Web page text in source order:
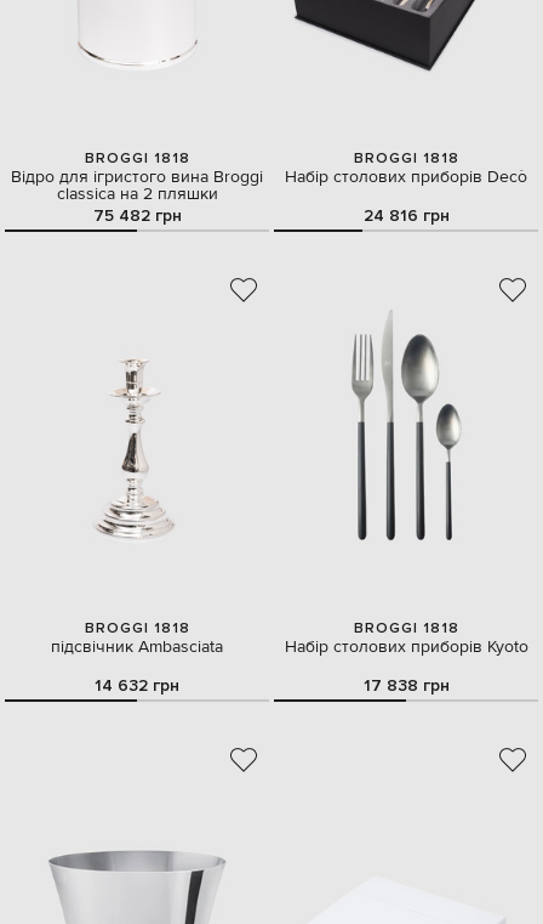
BROGGI 1818
Відро для ігристого вина Broggi
classica на 2 пляшки
75 482 грн
BROGGI 1818
Набір столових приборів Decò
24 816 грн
BROGGI 1818
підсвічник Ambasciata
14 632 грн
BROGGI 1818
Набір столових приборів Kyoto
17 838 грн